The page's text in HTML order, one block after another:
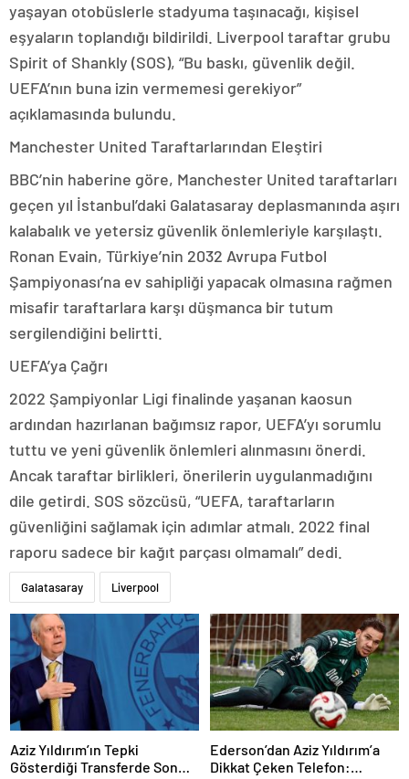
yaşayan otobüslerle stadyuma taşınacağı, kişisel
eşyaların toplandığı bildirildi. Liverpool taraftar grubu
Spirit of Shankly (SOS), “Bu baskı, güvenlik değil.
UEFA’nın buna izin vermemesi gerekiyor”
açıklamasında bulundu.
Manchester United Taraftarlarından Eleştiri
BBC’nin haberine göre, Manchester United taraftarları
geçen yıl İstanbul’daki Galatasaray deplasmanında aşırı
kalabalık ve yetersiz güvenlik önlemleriyle karşılaştı.
Ronan Evain, Türkiye’nin 2032 Avrupa Futbol
Şampiyonası’na ev sahipliği yapacak olmasına rağmen
misafir taraftarlara karşı düşmanca bir tutum
sergilendiğini belirtti.
UEFA’ya Çağrı
2022 Şampiyonlar Ligi finalinde yaşanan kaosun
ardından hazırlanan bağımsız rapor, UEFA’yı sorumlu
tuttu ve yeni güvenlik önlemleri alınmasını önerdi.
Ancak taraftar birlikleri, önerilerin uygulanmadığını
dile getirdi. SOS sözcüsü, “UEFA, taraftarların
güvenliğini sağlamak için adımlar atmalı. 2022 final
raporu sadece bir kağıt parçası olmamalı” dedi.
Galatasaray Liverpool
Aziz Yıldırım’ın Tepki
Gösterdiği Transferde Son
Ederson’dan Aziz Yıldırım’a
Dikkat Çeken Telefon: